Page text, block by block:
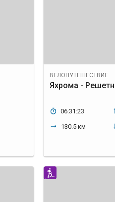
ВЕЛОПУТЕШЕСТВИЕ
Яхрома -
06:31:23
130.5 км